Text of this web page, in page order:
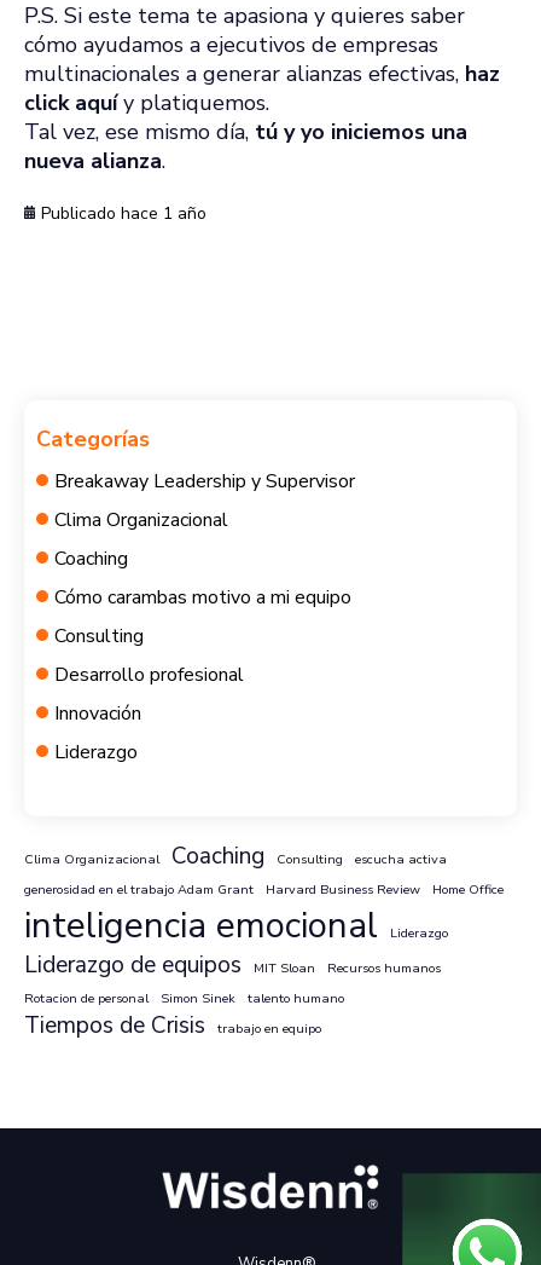
P.S. Si este tema te apasiona y quieres saber
cómo ayudamos a ejecutivos de empresas
multinacionales a generar alianzas efectivas, haz
click aquí y platiquemos.
Tal vez, ese mismo día, tú y yo iniciemos una
nueva alianza.
Publicado hace 1 año
Categorías
Breakaway Leadership y Supervisor
Clima Organizacional
Coaching
Cómo carambas motivo a mi equipo
Consulting
Desarrollo profesional
Innovación
Liderazgo
Clima Organizacional Coaching Consulting
escucha activa
generosidad en el trabajo Adam Grant
Harvard Business Review Home Office
inteligencia emocional Liderazgo
Liderazgo de equipos MIT Sloan
Recursos humanos
Rotacion de personal
Simon Sinek talento humano
Tiempos de Crisis trabajo en equipo